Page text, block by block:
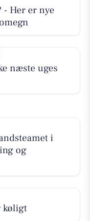
- Her er nye
næste uges
i
og
køligt